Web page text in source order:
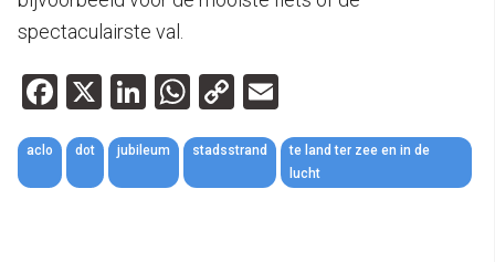
spectaculairste val.
Facebook
X LinkedIn
WhatsApp
Copy
Link
aclo dot jubileum stadsstrand
te land ter zee en in de
lucht